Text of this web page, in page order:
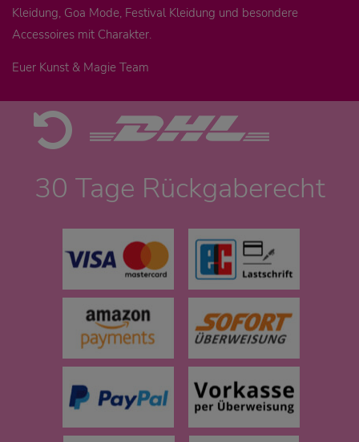
Kleidung, Goa Mode, Festival Kleidung und besondere
Accessoires mit Charakter.
Euer Kunst & Magie Team
30 Tage Rückgaberecht